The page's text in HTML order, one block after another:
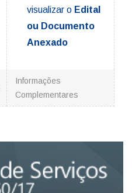
visualizar o Edital
ou Documento
Anexado
Informações
Complementares